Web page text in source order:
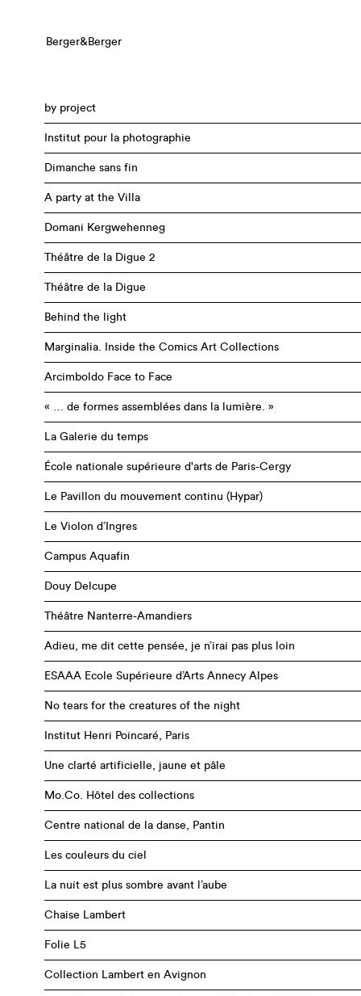
Berger&Berger
by project
Institut pour la photographie
Dimanche sans fin
A party at the Villa
Domani Kergwehenneg
Théâtre de la Digue 2
Théâtre de la Digue
Behind the light
Marginalia. Inside the Comics Art Collections
Arcimboldo Face to Face
« … de formes assemblées dans la lumière. »
La Galerie du temps
École nationale supérieure d'arts de Paris-Cergy
Le Pavillon du mouvement continu (Hypar)
Le Violon d’Ingres
Campus Aquafin
Douy Delcupe
Théâtre Nanterre-Amandiers
Adieu, me dit cette pensée, je n’irai pas plus loin
ESAAA Ecole Supérieure d’Arts Annecy Alpes
No tears for the creatures of the night
Institut Henri Poincaré, Paris
Une clarté artificielle, jaune et pâle
Mo.Co. Hôtel des collections
Centre national de la danse, Pantin
Les couleurs du ciel
La nuit est plus sombre avant l’aube
Chaise Lambert
Folie L5
Collection Lambert en Avignon